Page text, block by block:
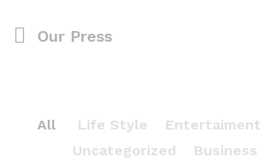
Our Press
All Life Style Entertaiment
Uncategorized
Business